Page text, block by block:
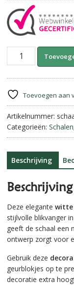
Elegante
schaal
aantalToevoegen aan
Artikelnummer:
Categorieën: Schalen
Beschrijving
Beschrijving
Deze elegante witte
stijlvolle blikvanger
geeft de schaal een
ontwerp zorgt voor
Gebruik deze
geurblokjes op te
decoratie extra